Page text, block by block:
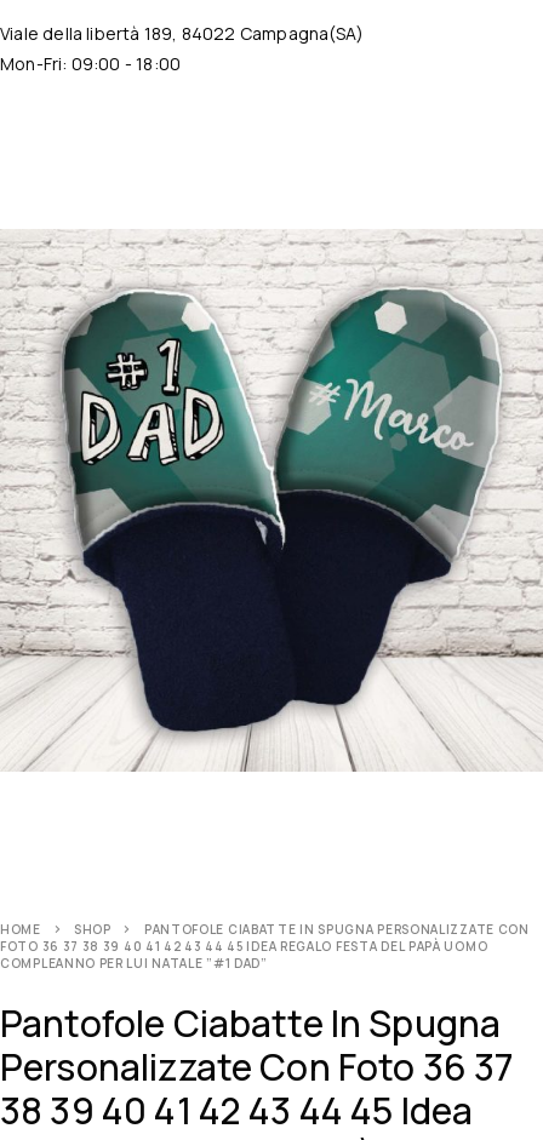
Viale della libertà 189, 84022 Campagna(SA)
Mon-Fri: 09:00 - 18:00
HOME SHOP
PANTOFOLE CIABATTE IN SPUGNA PERSONALIZZATE CON
FOTO 36 37 38 39 40 41 42 43 44 45 IDEA REGALO FESTA DEL PAPÀ UOMO
COMPLEANNO PER LUI NATALE ”#1 DAD”
Pantofole Ciabatte In Spugna
Personalizzate Con Foto 36 37
38 39 40 41 42 43 44 45 Idea